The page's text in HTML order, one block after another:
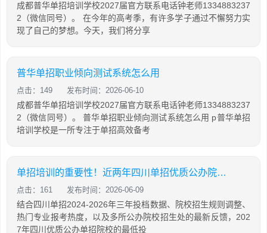
成都普华单招培训学校2027届官方联系电话钟老师1334883237
2（微信同号）。 在今年的高考季，有许多学子通过不懈努力实
现了自己的梦想。今天，我们将分享
普华单招职业倾向测试系统怎么用
点击：149 发布时间：2026-06-10
成都普华单招培训学校2027届官方联系电话钟老师1334883237
2（微信同号）。 普华单招职业倾向测试系统怎么用 p普华单招
培训学校是一所专注于单招高效备考
单招培训的重要性！近两年四川单招优质公办院校分数上涨，预计27年将继续涨分
点击：161 发布时间：2026-06-09
结合四川单招2024-2026年三年投档数据、院校招生规则调整、
热门专业报考热度，以及多所公办院校招生处的最新反馈，202
7年四川优质公办单招院校的最低投